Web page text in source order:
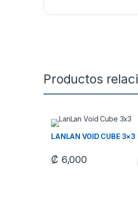
Productos
LANLAN VOID CUBE 3×3
₡ 6,000